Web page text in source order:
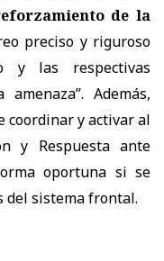
de la
preciso y riguroso
y las respectivas
Además,
coordinar y activar al
y Respuesta ante
oportuna si se
del sistema frontal.